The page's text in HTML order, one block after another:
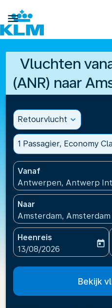

Vluchten
(ANR) naar
Retourvlucht expand_more
1 Passagier, Economy
Vanaf
Antwerpen, Antwerp
Naar
Amsterdam,
Heenreis
fc-booking-departure-
13/08/2026
today
Bekijk